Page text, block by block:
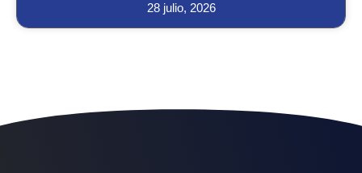
28 julio, 2026